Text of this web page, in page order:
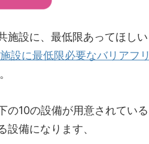
施設に、最低限あってほしい
設に最低限必要なバリアフリ
の10の設備が用意されている
備になります、